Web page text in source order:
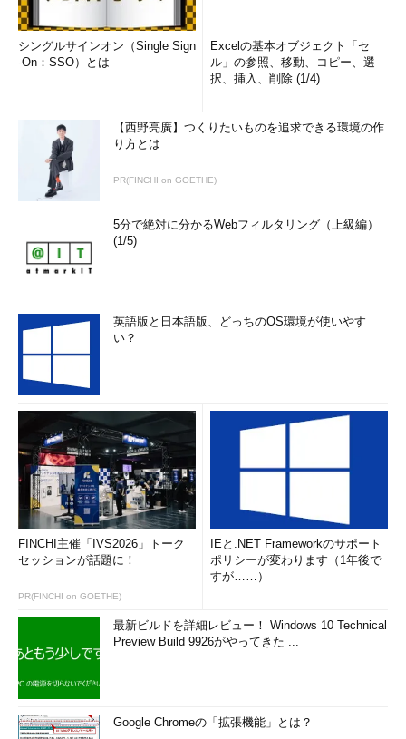
シングルサインオン（Single Sign
-On：SSO）とは
Excelの基本オブジェクト「セ
ル」の参照、移動、コピー、選
択、挿入、削除 (1/4)
【西野亮廣】つくりたいものを追求できる環境の作
り方とは
PR(FINCHI on GOETHE)
5分で絶対に分かるWebフィルタリング（上級編）
(1/5)
英語版と日本語版、どっちのOS環境が使いやす
い？
FINCHI主催「IVS2026」トーク
セッションが話題に！
PR(FINCHI on GOETHE)
IEと.NET Frameworkのサポート
ポリシーが変わります（1年後で
すが……）
最新ビルドを詳細レビュー！ Windows 10 Technical
Preview Build 9926がやってきた ...
Google Chromeの「拡張機能」とは？